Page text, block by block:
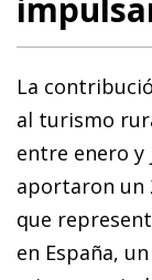
La
al turismo
entre enero y
aportaron un
que
en España,